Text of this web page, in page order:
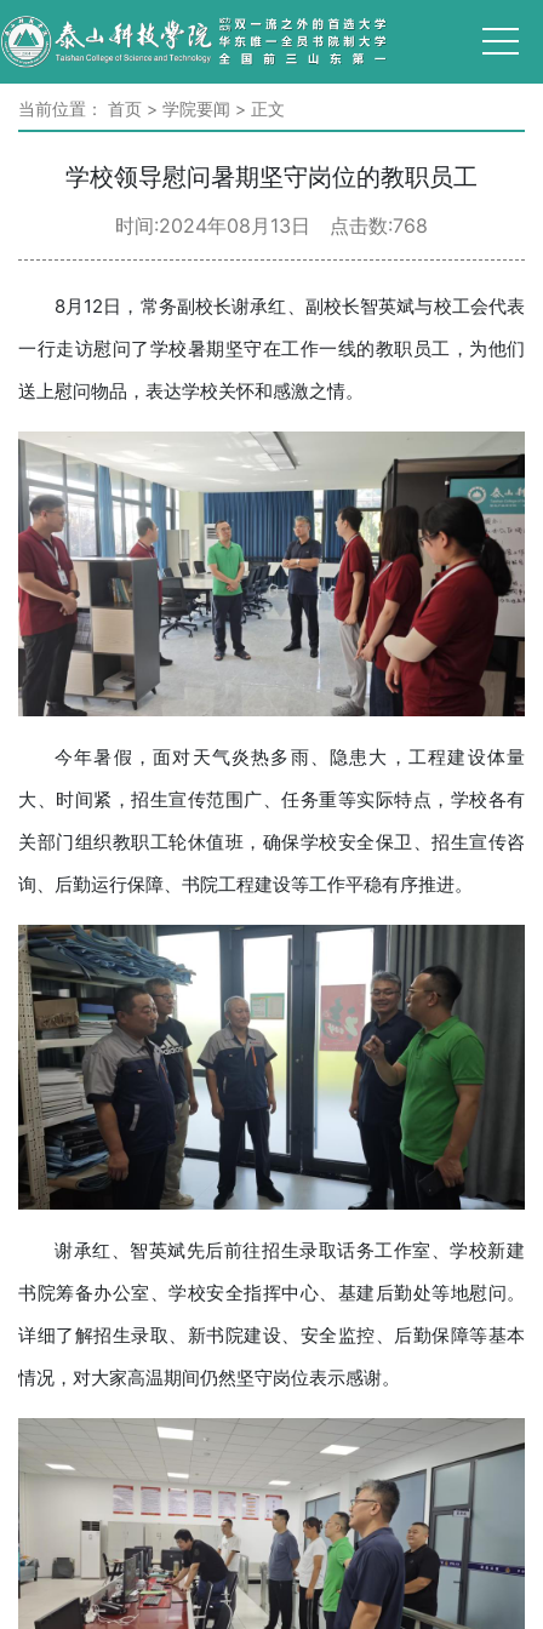
当前位置： 首页 > 学院要闻 > 正文
学校领导慰问暑期坚守岗位的教职员工
时间:2024年08月13日 点击数:768
8月12日，常务副校长谢承红、副校长智英斌与校工会代表
一行走访慰问了学校暑期坚守在工作一线的教职员工，为他们
送上慰问物品，表达学校关怀和感激之情。
今年暑假，面对天气炎热多雨、隐患大，工程建设体量
大、时间紧，招生宣传范围广、任务重等实际特点，学校各有
关部门组织教职工轮休值班，确保学校安全保卫、招生宣传咨
询、后勤运行保障、书院工程建设等工作平稳有序推进。
谢承红、智英斌先后前往招生录取话务工作室、学校新建
书院筹备办公室、学校安全指挥中心、基建后勤处等地慰问。
详细了解招生录取、新书院建设、安全监控、后勤保障等基本
情况，对大家高温期间仍然坚守岗位表示感谢。